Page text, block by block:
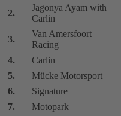
2.
Jagonya Ayam with
Carlin
3.
Van Amersfoort
Racing
4. Carlin
5.
Mücke Motorsport
6.
Signature
7.
Motopark